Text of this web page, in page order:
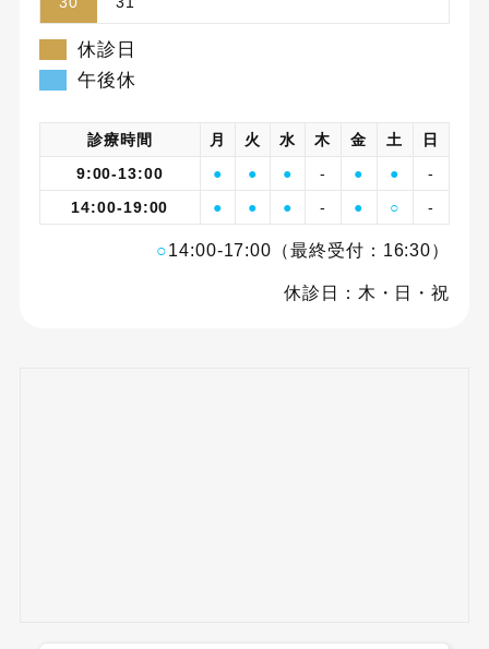
休診日
午後休
診療時間 月 火 水 木 金 土
日
9:00-13:00
● ● ● - ● ●
-
14:00-19:00
● ● ● - ● ○ -
○14:00-17:00（最終受付：16:30）
休診日：木・日・祝